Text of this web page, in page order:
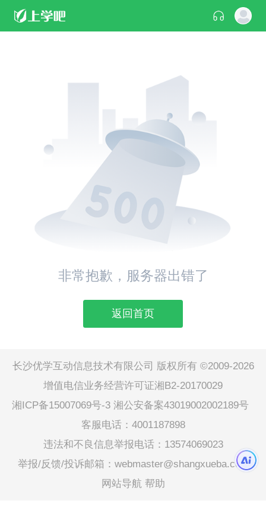
非常抱歉，服务器出错了
返回首页
长沙优学互动信息技术有限公司 版权所有 ©2009-2026
增值电信业务经营许可证湘B2-20170029
湘ICP备15007069号-3 湘公安备案43019002002189号
客服电话：4001187898
违法和不良信息举报电话：13574069023
举报/反馈/投诉邮箱：webmaster@shangxueba.com
网站导航 帮助